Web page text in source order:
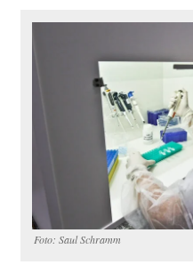
Foto: Saul Schramm